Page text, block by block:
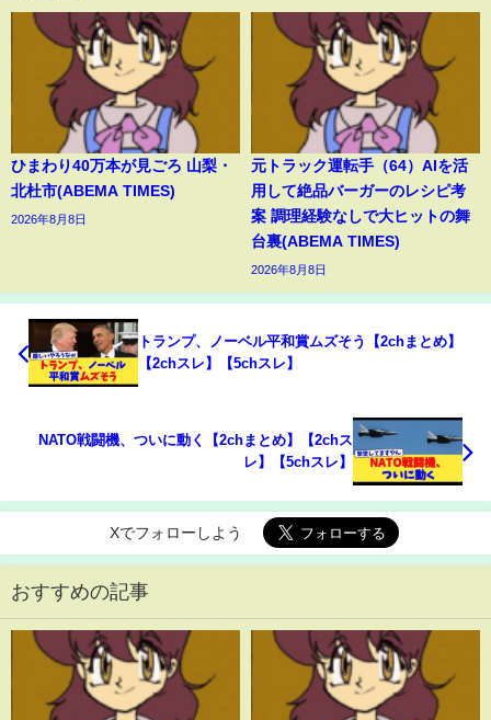
ひまわり40万本が見ごろ 山梨・
北杜市(ABEMA TIMES)
2026年8月8日
元トラック運転手（64）AIを活
用して絶品バーガーのレシピ考
案 調理経験なしで大ヒットの舞
台裏(ABEMA TIMES)
2026年8月8日
トランプ、ノーベル平和賞ムズそう【2chまとめ】
【2chスレ】【5chスレ】
NATO戦闘機、ついに動く【2chまとめ】【2chス
レ】【5chスレ】
Xでフォローしよう
おすすめの記事